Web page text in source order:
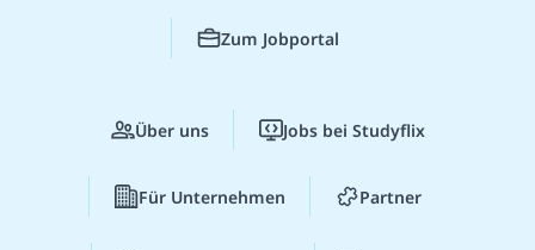
Zum Jobportal
Über uns Jobs bei Studyflix
Für Unternehmen Partner